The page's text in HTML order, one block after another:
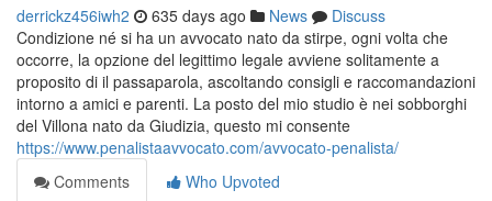
derrickz456iwh2 635 days ago News
Discuss
Condizione né si ha un avvocato nato da stirpe, ogni volta che
occorre, la opzione del legittimo legale avviene solitamente a
proposito di il passaparola, ascoltando consigli e raccomandazioni
intorno a amici e parenti. La posto del mio studio è nei sobborghi
del Villona nato da Giudizia, questo mi consente
https://www.penalistaavvocato.com/avvocato-penalista/
Comments
Who Upvoted